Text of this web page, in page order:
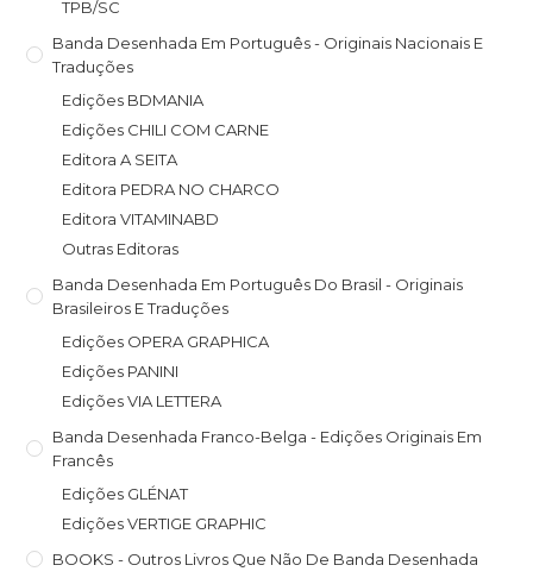
TPB/SC
Banda Desenhada Em Português - Originais Nacionais E
Traduções
Edições BDMANIA
Edições CHILI COM CARNE
Editora A SEITA
Editora PEDRA NO CHARCO
Editora VITAMINABD
Outras Editoras
Banda Desenhada Em Português Do Brasil - Originais
Brasileiros E Traduções
Edições OPERA GRAPHICA
Edições PANINI
Edições VIA LETTERA
Banda Desenhada Franco-Belga - Edições Originais Em
Francês
Edições GLÉNAT
Edições VERTIGE GRAPHIC
BOOKS - Outros Livros Que Não De Banda Desenhada